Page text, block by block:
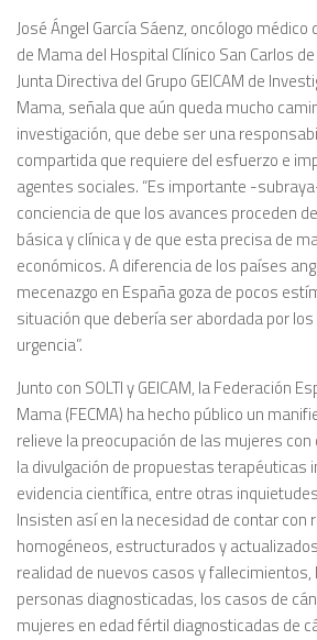
José Ángel García Sáenz, oncólogo médico
de Mama del Hospital Clínico San Carlos
Junta Directiva del Grupo GEICAM de
Mama, señala que aún queda mucho
investigación, que debe ser una
compartida que requiere del esfuerzo e
agentes sociales. “Es importante -
conciencia de que los avances proceden
básica y clínica y de que esta precisa de
económicos. A diferencia de los países
mecenazgo en España goza de pocos
situación que debería ser abordada por
urgencia”.
Junto con SOLTI y GEICAM, la Federación
Mama (FECMA) ha hecho público un
relieve la preocupación de las mujeres
la divulgación de propuestas terapéuticas
evidencia científica, entre otras
Insisten así en la necesidad de contar con
homogéneos, estructurados y
realidad de nuevos casos y fallecimientos,
personas diagnosticadas, los casos de
mujeres en edad fértil diagnosticadas de